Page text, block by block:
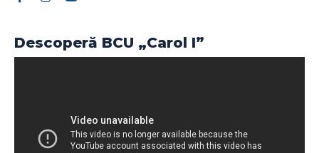
Descoperă BCU „Carol I”